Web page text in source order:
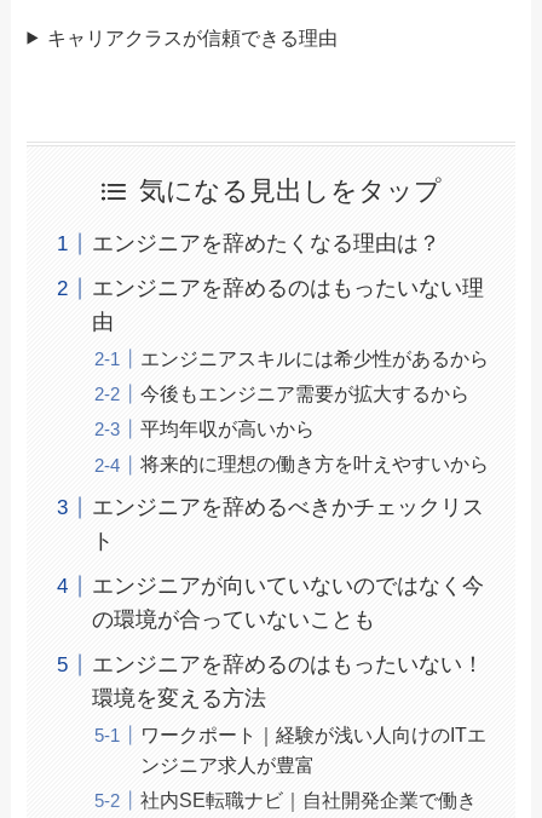
キャリアクラスが信頼できる理由
気になる見出しをタップ
エンジニアを辞めたくなる理由は？
エンジニアを辞めるのはもったいない理
由
エンジニアスキルには希少性があるから
今後もエンジニア需要が拡大するから
平均年収が高いから
将来的に理想の働き方を叶えやすいから
エンジニアを辞めるべきかチェックリス
ト
エンジニアが向いていないのではなく今
の環境が合っていないことも
エンジニアを辞めるのはもったいない！
環境を変える方法
ワークポート｜経験が浅い人向けのITエ
ンジニア求人が豊富
社内SE転職ナビ｜自社開発企業で働き